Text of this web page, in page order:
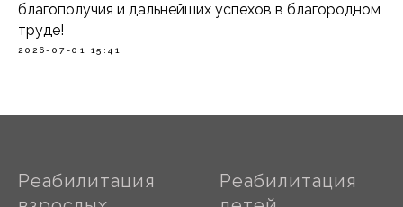
благополучия и дальнейших успехов в благородном
труде!
2026-07-01 15:41
Реабилитация
Реабилитация